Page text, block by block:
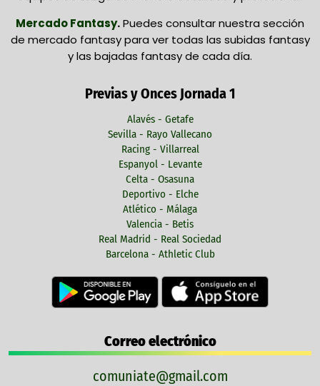
Mercado Fantasy.Puedes consultar nuestra sección
de mercado fantasy para ver todas las subidas fantasy
y las bajadas fantasy de cada día.
Previas y Onces Jornada 1
Alavés - Getafe
Sevilla - Rayo Vallecano
Racing - Villarreal
Espanyol - Levante
Celta - Osasuna
Deportivo - Elche
Atlético - Málaga
Valencia - Betis
Real Madrid - Real Sociedad
Barcelona - Athletic Club
Correo electrónico
comuniate@gmail.com